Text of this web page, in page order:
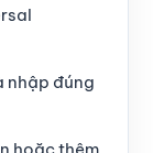
nhập đúng
hoặc thêm